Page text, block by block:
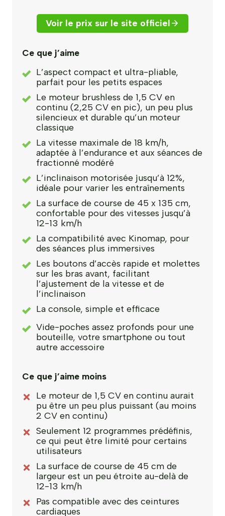
Voir le prix sur le site officiel
Ce que j’aime
L’aspect compact et ultra-pliable,
parfait pour les petits espaces
Le moteur brushless de 1,5 CV en
continu (2,25 CV en pic), un peu plus
silencieux et durable qu’un moteur
classique
La vitesse maximale de 18 km/h,
adaptée à l’endurance et aux séances de
fractionné modéré
L’inclinaison motorisée jusqu’à 12%,
idéale pour varier les entraînements
La surface de course de 45 x 135 cm,
confortable pour des vitesses jusqu’à
12-13 km/h
La compatibilité avec Kinomap, pour
des séances plus immersives
Les boutons d’accès rapide et molettes
sur les bras avant, facilitant
l’ajustement de la vitesse et de
l’inclinaison
La console, simple et efficace
Vide-poches assez profonds pour une
bouteille, votre smartphone ou tout
autre accessoire
Ce que j’aime moins
Le moteur de 1,5 CV en continu aurait
pu être un peu plus puissant (au moins
2 CV en continu)
Seulement 12 programmes prédéfinis,
ce qui peut être limité pour certains
utilisateurs
La surface de course de 45 cm de
largeur est un peu étroite au-delà de
12-13 km/h
Pas compatible avec des ceintures
cardiaques